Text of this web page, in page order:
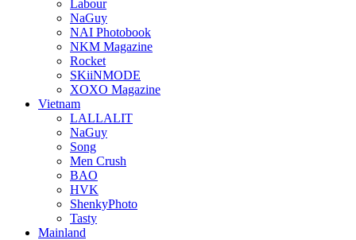
Labour
NaGuy
NAI Photobook
NKM Magazine
Rocket
SKiiNMODE
XOXO Magazine
Vietnam
LALLALIT
NaGuy
Song
Men Crush
BAO
HVK
ShenkyPhoto
Tasty
Mainland